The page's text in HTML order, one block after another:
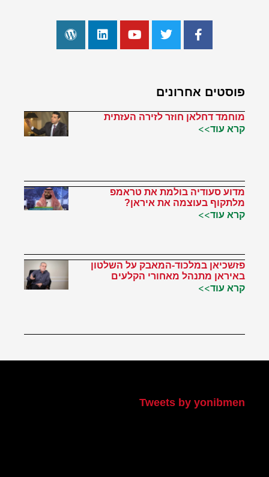
פוסטים אחרונים
מוחמד דחלאן חוזר לזירה העזתית
קרא עוד>>
מדוע סעודיה בולמת את טראמפ
מלתקוף בעוצמה את איראן?
קרא עוד>>
פזשכיאן במלכוד-המאבק על השלטון
באיראן מתנהל מאחורי הקלעים
קרא עוד>>
Tweets by yonibmen